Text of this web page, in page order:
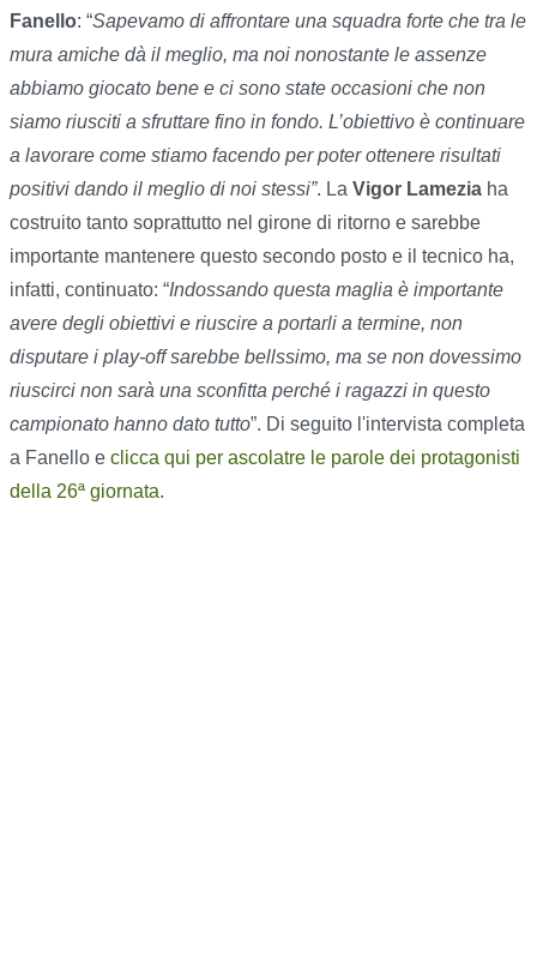
Fanello: “Sapevamo di affrontare una squadra forte che tra le
mura amiche dà il meglio, ma noi nonostante le assenze
abbiamo giocato bene e ci sono state occasioni che non
siamo riusciti a sfruttare fino in fondo. L’obiettivo è continuare
a lavorare come stiamo facendo per poter ottenere risultati
positivi dando il meglio di noi stessi”. La Vigor Lamezia ha
costruito tanto soprattutto nel girone di ritorno e sarebbe
importante mantenere questo secondo posto e il tecnico ha,
infatti, continuato: “Indossando questa maglia è importante
avere degli obiettivi e riuscire a portarli a termine, non
disputare i play-off sarebbe bellssimo, ma se non dovessimo
riuscirci non sarà una sconfitta perché i ragazzi in questo
campionato hanno dato tutto”. Di seguito l'intervista completa
a Fanello e clicca qui per ascolatre le parole dei protagonisti
della 26ª giornata.